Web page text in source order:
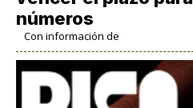
números
Con información de